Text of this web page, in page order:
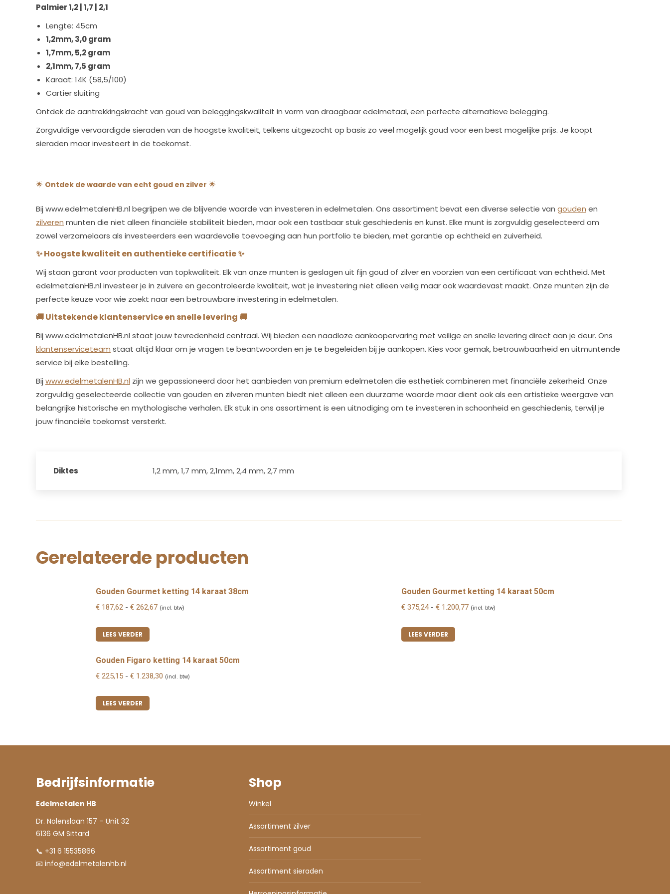
Palmier 1,2 | 1,7 | 2,1
Lengte: 45cm
1,2mm, 3,0 gram
1,7mm, 5,2 gram
2,1mm, 7,5 gram
Karaat: 14K (58,5/100)
Cartier sluiting
Ontdek de aantrekkingskracht van goud van beleggingskwaliteit in vorm van draagbaar edelmetaal, een perfecte alternatieve belegging.
Zorgvuldige vervaardigde sieraden van de hoogste kwaliteit, telkens uitgezocht op basis zo veel mogelijk goud voor een best mogelijke prijs. Je koopt
sieraden maar investeert in de toekomst.
🌟 Ontdek de waarde van echt goud en zilver 🌟
Bij www.edelmetalenHB.nl begrijpen we de blijvende waarde van investeren in edelmetalen. Ons assortiment bevat een diverse selectie van gouden en
zilveren munten die niet alleen financiële stabiliteit bieden, maar ook een tastbaar stuk geschiedenis en kunst. Elke munt is zorgvuldig geselecteerd om
zowel verzamelaars als investeerders een waardevolle toevoeging aan hun portfolio te bieden, met garantie op echtheid en zuiverheid.
✨Hoogste kwaliteit en authentieke certificatie✨
Wij staan garant voor producten van topkwaliteit. Elk van onze munten is geslagen uit fijn goud of zilver en voorzien van een certificaat van echtheid. Met
edelmetalenHB.nl investeer je in zuivere en gecontroleerde kwaliteit, wat je investering niet alleen veilig maar ook waardevast maakt. Onze munten zijn de
perfecte keuze voor wie zoekt naar een betrouwbare investering in edelmetalen.
🚚Uitstekende klantenservice en snelle levering 🚚
Bij www.edelmetalenHB.nl staat jouw tevredenheid centraal. Wij bieden een naadloze aankoopervaring met veilige en snelle levering direct aan je deur. Ons
klantenserviceteam staat altijd klaar om je vragen te beantwoorden en je te begeleiden bij je aankopen. Kies voor gemak, betrouwbaarheid en uitmuntende
service bij elke bestelling.
Bij www.edelmetalenHB.nl zijn we gepassioneerd door het aanbieden van premium edelmetalen die esthetiek combineren met financiële zekerheid. Onze
zorgvuldig geselecteerde collectie van gouden en zilveren munten biedt niet alleen een duurzame waarde maar dient ook als een artistieke weergave van
belangrijke historische en mythologische verhalen. Elk stuk in ons assortiment is een uitnodiging om te investeren in schoonheid en geschiedenis, terwijl je
jouw financiële toekomst versterkt.
Diktes 1,2 mm, 1,7 mm, 2,1mm, 2,4 mm, 2,7 mm
Gerelateerde producten
Gouden Gourmet ketting 14 karaat 38cm
€ 187,62 - € 262,67Prijsklasse:
(incl. btw)
LEES VERDER
Gouden Gourmet ketting 14 karaat 50cm
€375,24 - €1.200,77Prijsklasse:
(incl. btw)
LEES VERDER
Gouden Figaro ketting 14 karaat 50cm
€ 225,15 - € 1.238,30 Prijsklasse:
(incl. btw)
LEES VERDER
Bedrijfsinformatie
Edelmetalen HB
Dr. Nolenslaan 157 – Unit 32
6136 GM Sittard
📞 +31 6 15535866
📧 info@edelmetalenhb.nl
Shop
Winkel
Assortiment zilver
Assortiment goud
Assortiment sieraden